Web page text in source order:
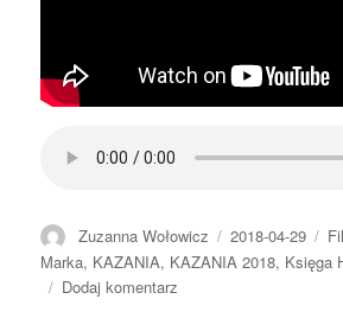
Autor
Zuzanna Wołowicz
Data
publikacji
2018-04-29
Marka, KAZANIA, KAZANIA 2018, Księga
Dodaj komentarz